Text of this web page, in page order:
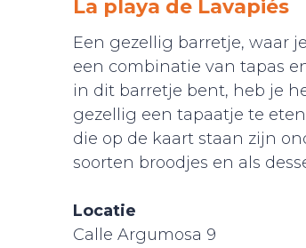
La playa de Lavapiés
Een gezellig barretje, waar
een combinatie van tapas
in dit barretje bent, heb je
gezellig een tapaatje te
die op de kaart staan zijn
soorten broodjes en als
Locatie
Calle Argumosa 9